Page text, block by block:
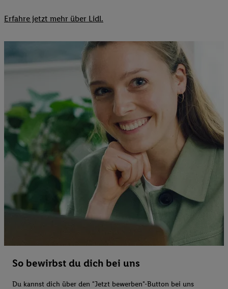
Erfahre jetzt mehr über Lidl.
So bewirbst du dich bei uns
Du kannst dich über den "Jetzt bewerben"-Button bei uns